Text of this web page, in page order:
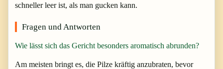
schneller leer ist, als man gucken kann.
Fragen und Antworten
Wie lässt sich das Gericht besonders aromatisch abrunden?
Am meisten bringt es, die Pilze kräftig anzubraten, bevor